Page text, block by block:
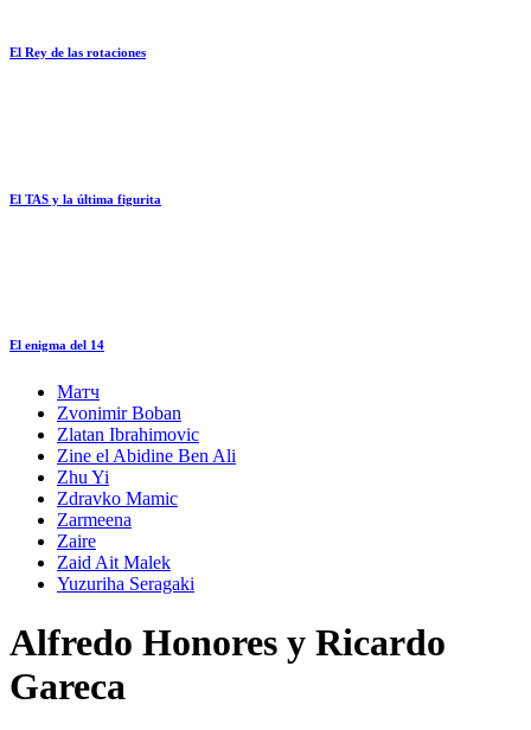
El Rey de las rotaciones
El TAS y la última figurita
El enigma del 14
Матч
Zvonimir Boban
Zlatan Ibrahimovic
Zine el Abidine Ben Ali
Zhu Yi
Zdravko Mamic
Zarmeena
Zaire
Zaid Ait Malek
Yuzuriha Seragaki
Alfredo Honores y Ricardo
Gareca